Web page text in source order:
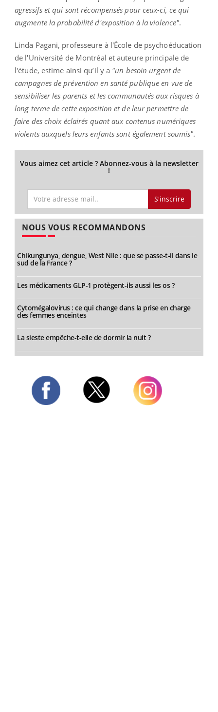
agressifs et qui sont récompensés pour ceux-ci, ce qui
augmente la probabilité d'exposition à la violence".
Linda Pagani, professeure à l'École de psychoéducation
de l'Université de Montréal et auteure principale de
l'étude, estime ainsi qu’il y a "un besoin urgent de
campagnes de prévention en santé publique en vue de
sensibiliser les parents et les communautés aux risques à
long terme de cette exposition et de leur permettre de
faire des choix éclairés quant aux contenus numériques
violents auxquels leurs enfants sont également soumis".
Vous aimez cet article ? Abonnez-vous à la newsletter
!
S'inscrire
NOUS VOUS RECOMMANDONS
Chikungunya, dengue, West Nile : que se passe-t-il dans le
sud de la France ?
Les médicaments GLP-1 protègent-ils aussi les os ?
Cytomégalovirus : ce qui change dans la prise en charge
des femmes enceintes
La sieste empêche-t-elle de dormir la nuit ?